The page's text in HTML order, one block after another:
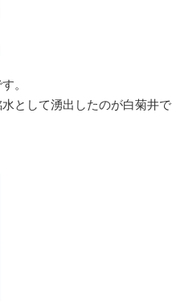
。
として湧出したのが白菊井で